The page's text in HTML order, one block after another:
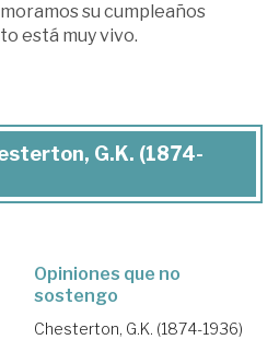
su cumpleaños
está muy vivo.
G.K. (1874-
Opiniones que no
sostengo
Chesterton, G.K. (1874-1936)